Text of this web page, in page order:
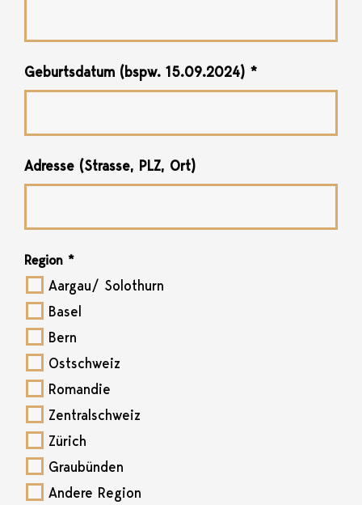
Geburtsdatum (bspw. 15.09.2024) *
Adresse (Strasse, PLZ, Ort)
Region *
Aargau/ Solothurn
Basel
Bern
Ostschweiz
Romandie
Zentralschweiz
Zürich
Graubünden
Andere Region